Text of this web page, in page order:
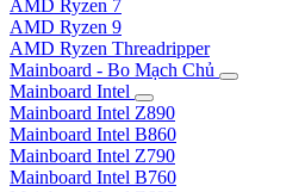
AMD Ryzen 7
AMD Ryzen 9
AMD Ryzen Threadripper
Mainboard - Bo Mạch Chủ
Mainboard Intel
Mainboard Intel Z890
Mainboard Intel B860
Mainboard Intel Z790
Mainboard Intel B760